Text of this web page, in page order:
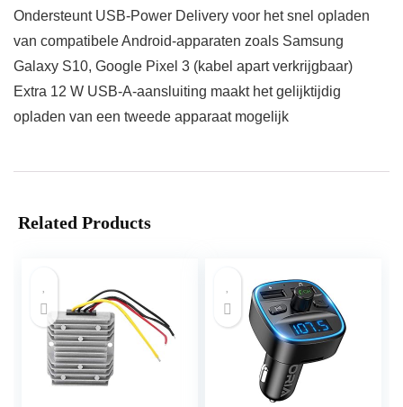
Ondersteunt USB-Power Delivery voor het snel opladen
van compatibele Android-apparaten zoals Samsung
Galaxy S10, Google Pixel 3 (kabel apart verkrijgbaar)
Extra 12 W USB-A-aansluiting maakt het gelijktijdig
opladen van een tweede apparaat mogelijk
Related Products